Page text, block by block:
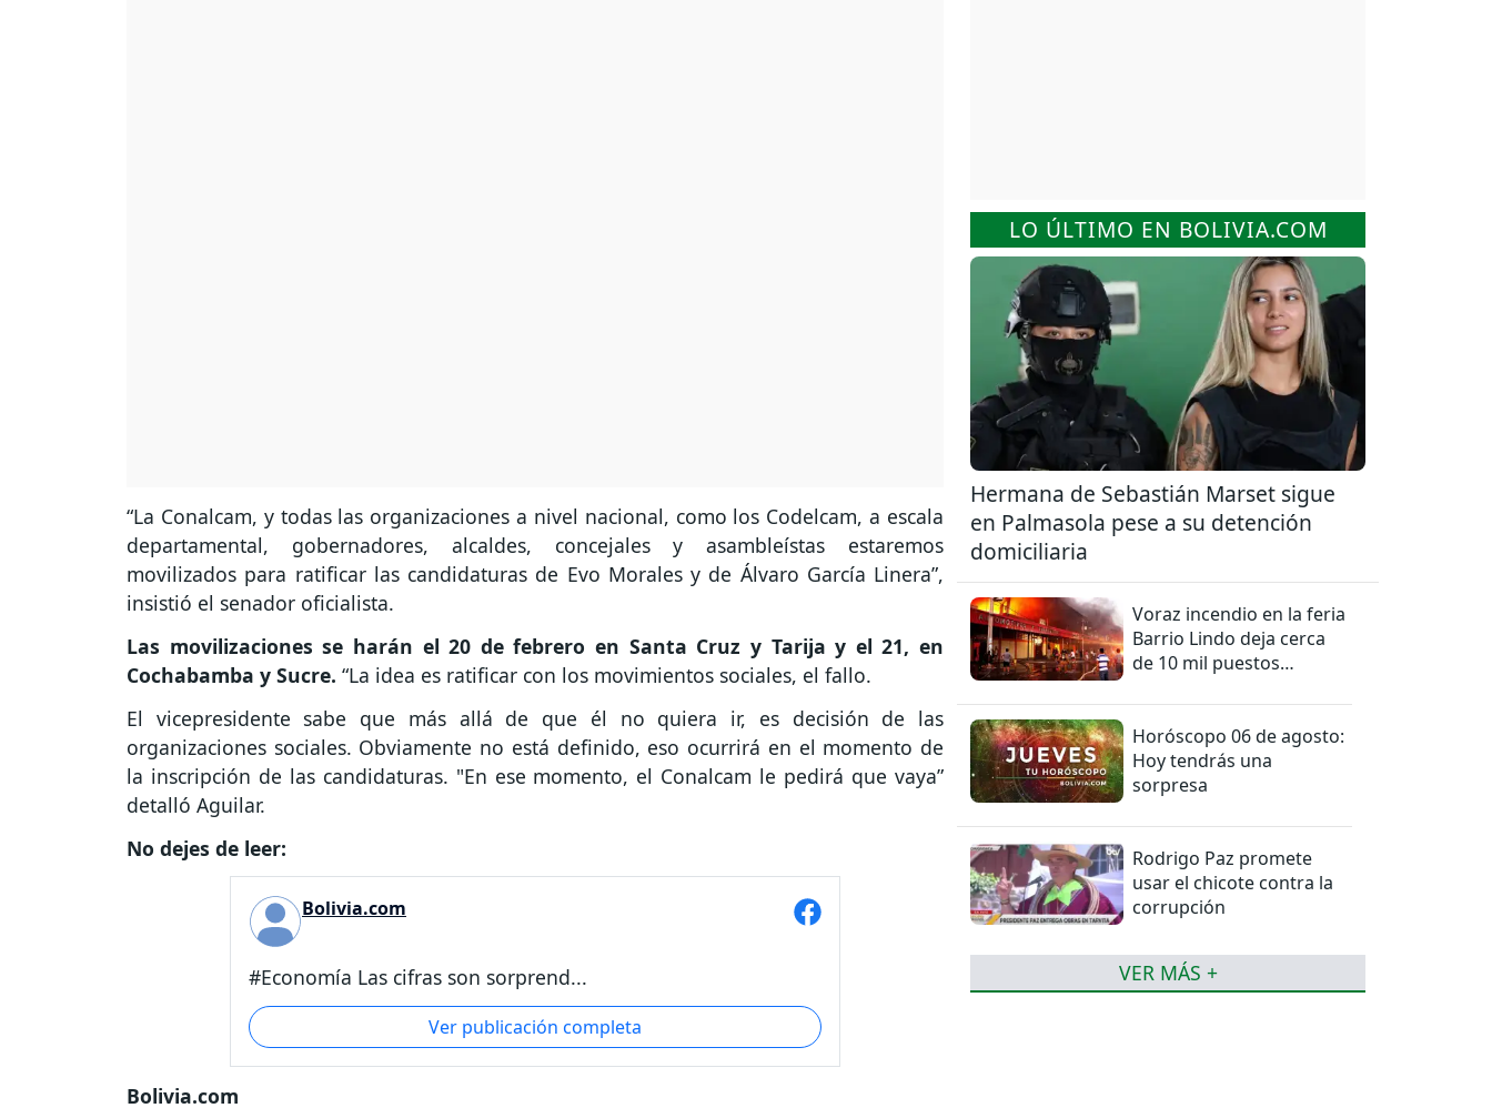
“La Conalcam, y todas las organizaciones a nivel nacional, como los Codelcam, a escala
departamental, gobernadores, alcaldes, concejales y asambleístas estaremos
movilizados para ratificar las candidaturas de Evo Morales y de Álvaro García Linera”,
insistió el senador oficialista.
Las movilizaciones se harán el 20 de febrero en Santa Cruz y Tarija y el 21, en
Cochabamba y Sucre. “La idea es ratificar con los movimientos sociales, el fallo.
El vicepresidente sabe que más allá de que él no quiera ir, es decisión de las
organizaciones sociales. Obviamente no está definido, eso ocurrirá en el momento de
la inscripción de las candidaturas. "En ese momento, el Conalcam le pedirá que vaya”
detalló Aguilar.
No dejes de leer:
Bolivia.com
#Economía Las cifras son sorprend...
Ver publicación completa
Bolivia.com
LO ÚLTIMO EN BOLIVIA.COM
Hermana de Sebastián Marset sigue
en Palmasola pese a su detención
domiciliaria
Voraz incendio en la feria
Barrio Lindo deja cerca
de 10 mil puestos
Horóscopo 06 de agosto:
Hoy tendrás una
sorpresa
Rodrigo Paz promete
usar el chicote contra la
corrupción
VER MÁS +